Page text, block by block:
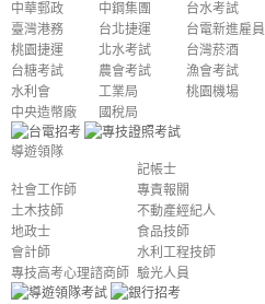
中華郵政
中鋼集團
台水考試
臺灣港務
台北捷運
台電新進雇員
桃園捷運
北水考試
台灣菸酒
台糖考試
農會考試
漁會考試
水利會
工業局
桃園機場
中央造幣廠
國稅局
導遊領隊
記帳士
社會工作師
專責報關
土木技師
不動產經紀人
地政士
食品技師
會計師
水利工程技師
專技高考心理諮商師 驗光人員